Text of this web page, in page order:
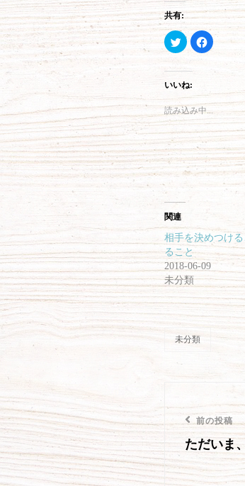
共有:
ク
リ
ッ
し
て
T
w
i
t
t
e
で
共
有
(
い
ン
ド
ウ
で
開
き
ま
す
)
F
a
k
で
共
有
す
る
に
は
ク
リ
て
さ
い
新
し
い
ウ
ン
ウ
で
いいね:
読み込み中...
関連
相手を決めつけ
ること
2018-06-09
未分類
未分類
稿
ナ
前
の
投
前の投稿
ただいま